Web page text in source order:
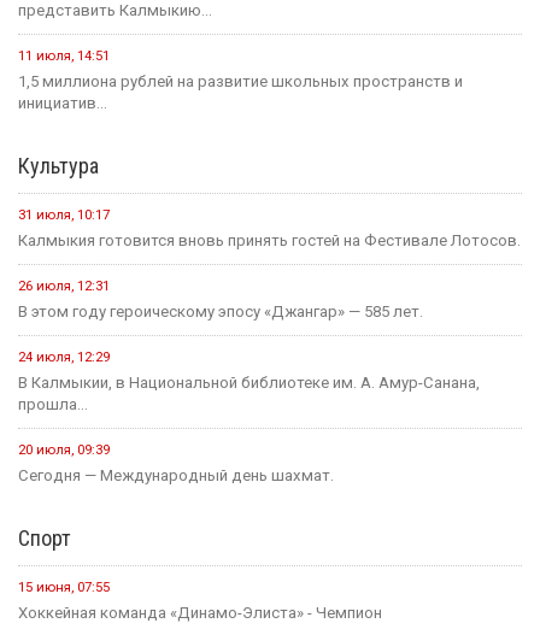
представить Калмыкию...
11 июля, 14:51
1,5 миллиона рублей на развитие школьных пространств и
инициатив...
Культура
31 июля, 10:17
Калмыкия готовится вновь принять гостей на Фестивале Лотосов.
26 июля, 12:31
В этом году героическому эпосу «Джангар» — 585 лет.
24 июля, 12:29
В Калмыкии, в Национальной библиотеке им. А. Амур-Санана,
прошла...
20 июля, 09:39
Сегодня — Международный день шахмат.
Спорт
15 июня, 07:55
Хоккейная команда «Динамо-Элиста» - Чемпион